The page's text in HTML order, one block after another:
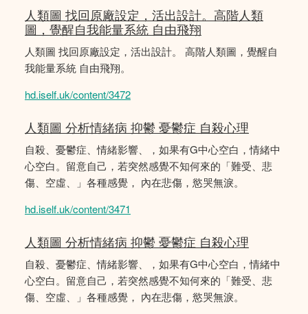
人類圖 找回原廠設定，活出設計。高階人類
圖，覺醒自我能量系統 自由飛翔
人類圖 找回原廠設定，活出設計。 高階人類圖，覺醒自
我能量系統 自由飛翔。
hd.iself.uk/content/3472
人類圖 分析情緒病 抑鬱 憂鬱症 自殺心理
自殺、憂鬱症、情緒影響、，如果有G中心空白，情緒中
心空白。留意自己，若突然感覺不知何來的「難受、悲
傷、空虛、」各種感覺， 內在悲傷，慾哭無淚。
hd.iself.uk/content/3471
人類圖 分析情緒病 抑鬱 憂鬱症 自殺心理
自殺、憂鬱症、情緒影響、，如果有G中心空白，情緒中
心空白。留意自己，若突然感覺不知何來的「難受、悲
傷、空虛、」各種感覺， 內在悲傷，慾哭無淚。